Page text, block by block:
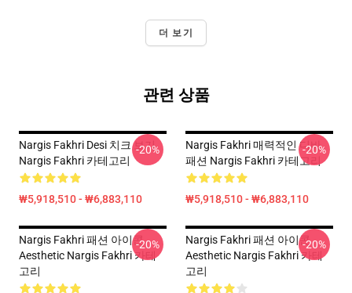
더 보기
관련 상품
Nargis Fakhri Desi 치크 보기
Nargis Fakhri 카테고리
₩5,918,510 - ₩6,883,110
-20%
Nargis Fakhri 매력적인 디바
패션 Nargis Fakhri 카테고리
₩5,918,510 - ₩6,883,110
-20%
Nargis Fakhri 패션 아이콘
Aesthetic Nargis Fakhri 카테
고리
-20%
Nargis Fakhri 패션 아이콘
Aesthetic Nargis Fakhri 카테
고리
-20%